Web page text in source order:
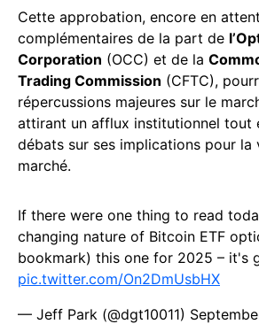
Cette approbation, encore en
complémentaires de la part de
Corporation (OCC) et de la
Trading Commission (CFTC),
répercussions majeures sur le
attirant un afflux institutionnel tout
débats sur ses implications pour la
marché.
If there were one thing to read
changing nature of Bitcoin ETF
bookmark) this one for 2025 – it's
pic.twitter.com/On2DmUsbHX
— Jeff Park (@dgt10011)